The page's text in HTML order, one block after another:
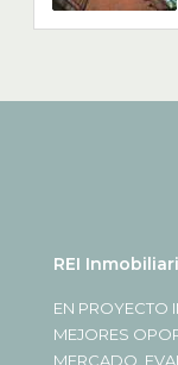
REI
EN PROYECTO
MEJORES
MERCADO,